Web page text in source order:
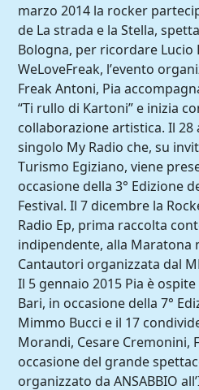
marzo 2014 la rocker
de La strada e la Stella,
Bologna, per ricordare Lucio
WeLoveFreak, l’evento
Freak Antoni, Pia
“Ti rullo di Kartoni” e inizia
collaborazione artistica. Il 28
singolo My Radio che, su
Turismo Egiziano, viene
occasione della 3° Edizione
Festival. Il 7 dicembre la
Radio Ep, prima raccolta
indipendente, alla Maratona
Cantautori organizzata dal
Il 5 gennaio 2015 Pia è
Bari, in occasione della 7°
Mimmo Bucci e il 17
Morandi, Cesare Cremonini,
occasione del grande
organizzato da ANSABBIO